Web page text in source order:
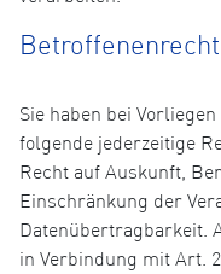
Sie haben bei
folgende jederzeitige
Recht auf Auskunft,
Einschränkung der
Datenübertragbarkeit.
in Verbindung mit Art.